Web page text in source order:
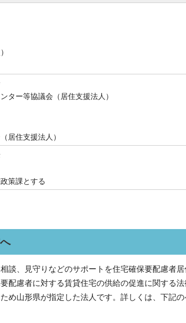
ター等協議会（居住支援法人）
居住支援法人）
策課とする
、見守りなどのサポートを住宅確保要配慮者居
配慮者に対する賃貸住宅の供給の促進に関する
め山形県が指定した法人です。詳しくは、下記